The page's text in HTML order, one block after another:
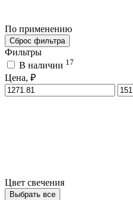
По применению
Сброс фильтра
Фильтры
В наличии 17
Цена, ₽
Цвет свечения
Выбрать все